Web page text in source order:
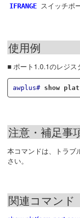
IFRANGE スイッチポ
使用例
■ ポート1.0.1のレジス
awplus# show
注意・補足事
本コマンドは、トラブ
さい。
関連コマンド